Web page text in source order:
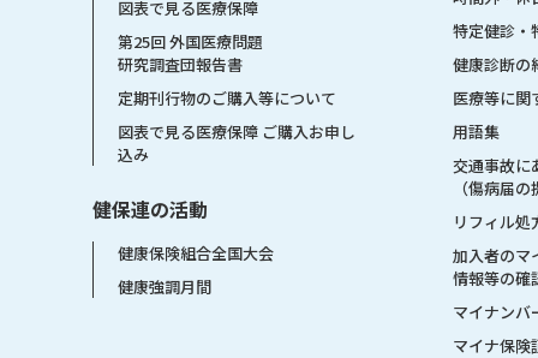
図表で見る医療保障
第25回 外国医療問題
研究調査団報告書
定期刊行物のご購入等について
図表で見る医療保障 ご購入お申し
込み
健保連の活動
健康保険組合全国大会
健康強調月間
特定健診・
健康診断の
医療等に関
用語集
交通事故に
（傷病届
リフィル処
加入者のマ
情報等の確
マイナンバ
マイナ保険